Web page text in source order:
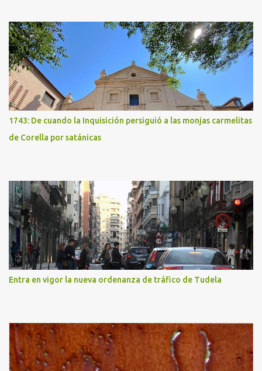
1743: De cuando la Inquisición persiguió a las monjas carmelitas
de Corella por satánicas
Entra en vigor la nueva ordenanza de tráfico de Tudela